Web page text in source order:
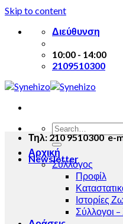
Skip to content
Διεύθυνση
10:00 - 14:00
2109510300
Αρχική
Σύλλογος
Προφίλ
Ιστορίες
Σύλλογοι
Τηλ: 210 9510300 e-
Newsletter